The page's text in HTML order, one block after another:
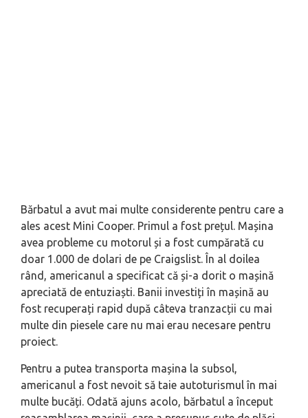
Bărbatul a avut mai multe considerente pentru care a
ales acest Mini Cooper. Primul a fost prețul. Mașina
avea probleme cu motorul și a fost cumpărată cu
doar 1.000 de dolari de pe Craigslist. În al doilea
rând, americanul a specificat că și-a dorit o mașină
apreciată de entuziaști. Banii investiți în mașină au
fost recuperați rapid după câteva tranzacții cu mai
multe din piesele care nu mai erau necesare pentru
proiect.
Pentru a putea transporta mașina la subsol,
americanul a fost nevoit să taie autoturismul în mai
multe bucăți. Odată ajuns acolo, bărbatul a început